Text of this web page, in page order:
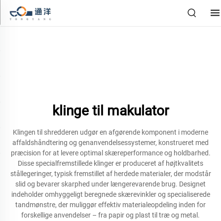
klinge til makulator
Klingen til shredderen udgør en afgørende komponent i moderne
affaldshåndtering og genanvendelsessystemer, konstrueret med
præcision for at levere optimal skæreperformance og holdbarhed.
Disse specialfremstillede klinger er produceret af højtkvalitets
stållegeringer, typisk fremstillet af herdede materialer, der modstår
slid og bevarer skarphed under længerevarende brug. Designet
indeholder omhyggeligt beregnede skærevinkler og specialiserede
tandmønstre, der muliggør effektiv materialeopdeling inden for
forskellige anvendelser – fra papir og plast til træ og metal.